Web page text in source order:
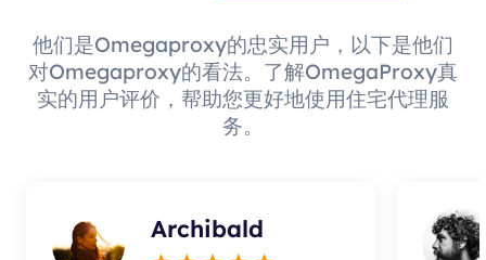
他们是Omegaproxy的忠实用户，以下是他们
对Omegaproxy的看法。了解OmegaProxy真
实的用户评价，帮助您更好地使用住宅代理服
务。
Archibald